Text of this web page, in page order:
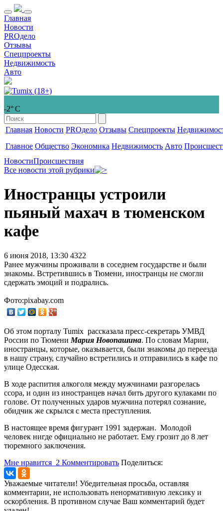
Главная
Новости
PROдело
Отзывы
Спецпроекты
Недвижимость
Авто
-2° С
Главная Новости PROдело Отзывы Спецпроекты
Главное Общество Экономика Недвижимость Авто
НовостиПроисшествия
Все новости этой рубрики
Иностранцы устроили
пьяный махач в тюменском
кафе
6 июня 2018, 13:30 4322
Ранее мужчины проживали в соседнем государстве и были
знакомы. Встретившись в Тюмени, иностранцы не смогли
сдержать эмоций и подрались.
Фото:pixabay.com
Об этом порталу Tumix рассказала пресс-секретарь УМВД
России по Тюмени Мария Новопашина. По словам Марии,
иностранцы, которые, оказывается, были знакомы до переезда
в нашу страну, случайно встретились и отправились в кафе по
улице Одесская.
В ходе распития алкоголя между мужчинами разгорелась
ссора, и один из иностранцев начал бить другого кулаками по
голове. От полученных ударов мужчина потерял сознание,
обидчик же скрылся с места преступления.
В настоящее время фигурант 1991 задержан. Молодой
человек нигде официально не работает. Ему грозит до 8 лет
тюремного заключения.
Мне нравится 2 Комментировать Поделиться:
Уважаемые читатели! Убедительная просьба, оставляя
комментарии, не использовать ненормативную лексику и
оскорбления. В противном случае Ваш комментарий будет